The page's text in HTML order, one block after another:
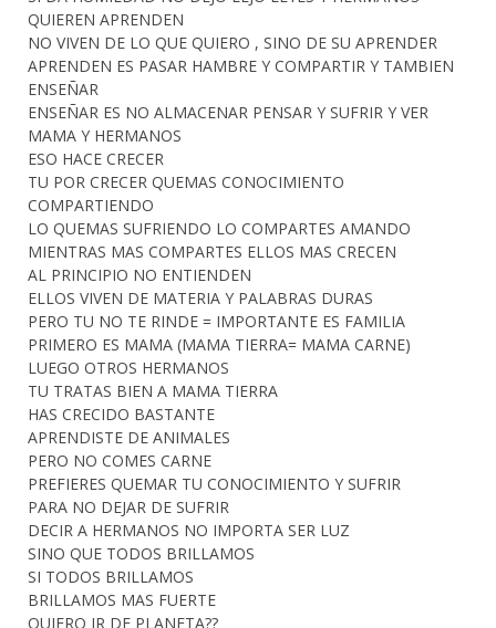
QUIEREN APRENDEN
NO VIVEN DE LO QUE QUIERO , SINO DE SU APRENDER
APRENDEN ES PASAR HAMBRE Y COMPARTIR Y TAMBIEN
ENSEÑAR
ENSEÑAR ES NO ALMACENAR PENSAR Y SUFRIR Y VER
MAMA Y HERMANOS
ESO HACE CRECER
TU POR CRECER QUEMAS CONOCIMIENTO
COMPARTIENDO
LO QUEMAS SUFRIENDO LO COMPARTES AMANDO
MIENTRAS MAS COMPARTES ELLOS MAS CRECEN
AL PRINCIPIO NO ENTIENDEN
ELLOS VIVEN DE MATERIA Y PALABRAS DURAS
PERO TU NO TE RINDE = IMPORTANTE ES FAMILIA
PRIMERO ES MAMA (MAMA TIERRA= MAMA CARNE)
LUEGO OTROS HERMANOS
TU TRATAS BIEN A MAMA TIERRA
HAS CRECIDO BASTANTE
APRENDISTE DE ANIMALES
PERO NO COMES CARNE
PREFIERES QUEMAR TU CONOCIMIENTO Y SUFRIR
PARA NO DEJAR DE SUFRIR
DECIR A HERMANOS NO IMPORTA SER LUZ
SINO QUE TODOS BRILLAMOS
SI TODOS BRILLAMOS
BRILLAMOS MAS FUERTE
QUIERO IR DE PLANETA??